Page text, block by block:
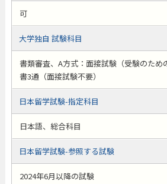
可
大学独自 試験科目
書類審査、A方式：面接試験（受験のため
書3通（面接試験不要）
日本留学試験-指定科目
日本語、総合科目
日本留学試験-参照する試験
2024年6月以降の試験